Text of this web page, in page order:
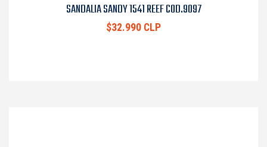
SANDALIA SANDY 1541 REEF COD.9097
$32.990 CLP